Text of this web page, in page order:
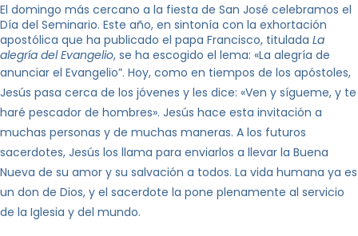
El domingo más cercano a la fiesta de San José celebramos el
Día del Seminario. Este año, en sintonía con la exhortación
apostólica que ha publicado el papa Francisco, titulada La
alegría del Evangelio, se ha escogido el lema: «La alegría de
anunciar el Evangelio”. Hoy, como en tiempos de los apóstoles,
Jesús pasa cerca de los jóvenes y les dice: «Ven y sígueme, y te
haré pescador de hombres». Jesús hace esta invitación a
muchas personas y de muchas maneras. A los futuros
sacerdotes, Jesús los llama para enviarlos a llevar la Buena
Nueva de su amor y su salvación a todos. La vida humana ya es
un don de Dios, y el sacerdote la pone plenamente al servicio
de la Iglesia y del mundo.